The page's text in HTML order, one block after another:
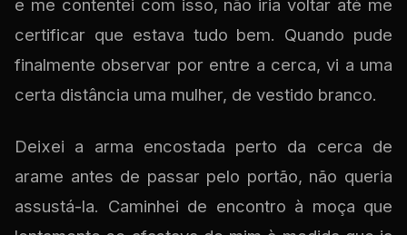
e me contentei com isso, não iria voltar até me
certificar que estava tudo bem. Quando pude
finalmente observar por entre a cerca, vi a uma
certa distância uma mulher, de vestido branco.
Deixei a arma encostada perto da cerca de
arame antes de passar pelo portão, não queria
assustá-la. Caminhei de encontro à moça que